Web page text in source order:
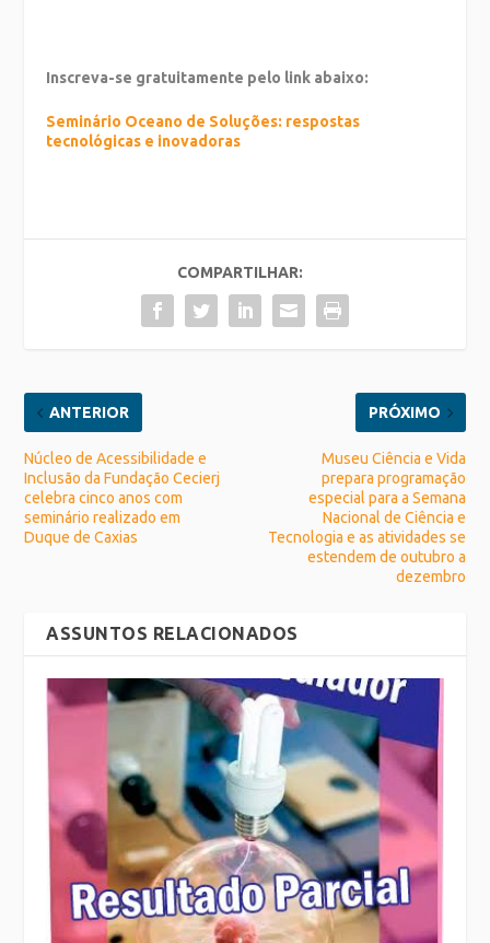
Inscreva-se gratuitamente pelo link abaixo:
Seminário Oceano de Soluções: respostas
tecnológicas e inovadoras
COMPARTILHAR:
ANTERIOR
Núcleo de Acessibilidade e
Inclusão da Fundação Cecierj
celebra cinco anos com
seminário realizado em
Duque de Caxias
PRÓXIMO
Museu Ciência e Vida
prepara programação
especial para a Semana
Nacional de Ciência e
Tecnologia e as atividades se
estendem de outubro a
dezembro
ASSUNTOS RELACIONADOS